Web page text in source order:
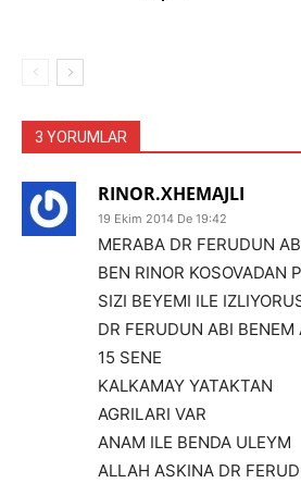
3 YORUMLAR
RINOR.XHEMAJLI
19 Ekim 2014 De 19:42
MERABA DR FERUDUN
BEN RINOR KOSOVADAN
SIZI BEYEMI ILE
DR FERUDUN ABI
15 SENE
KALKAMAY YATAKTAN
AGRILARI VAR
ANAM ILE BENDA ULEYM
ALLAH ASKINA DR